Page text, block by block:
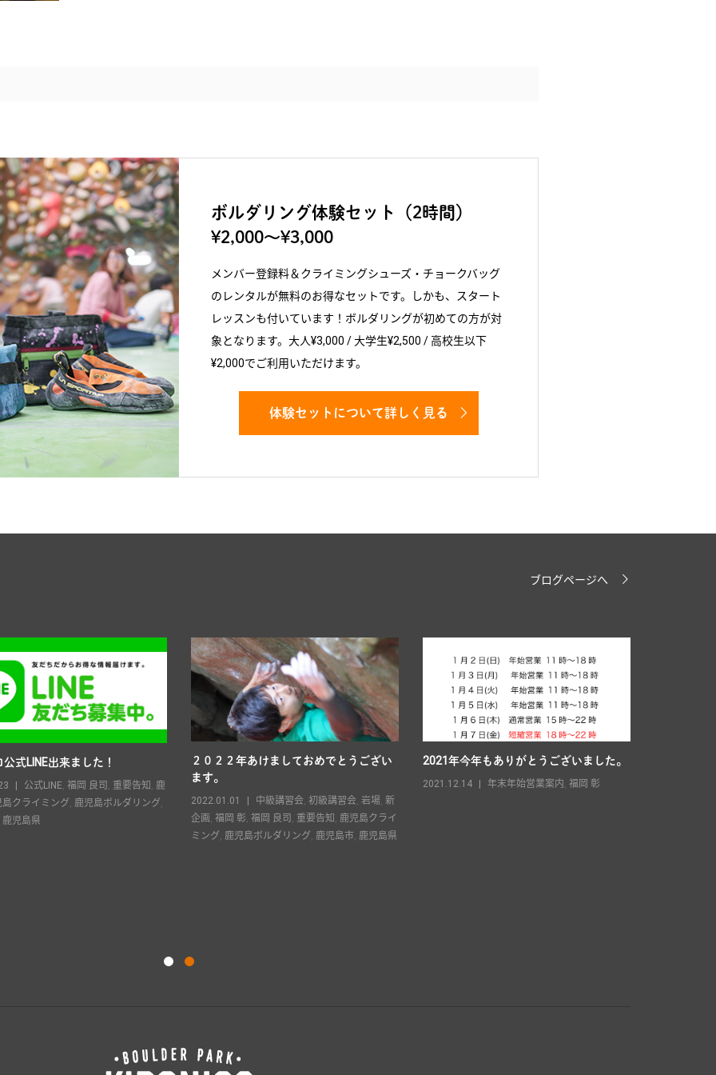
ボルダリング体験セット（2時間）
¥2,000〜¥3,000
メンバー登録料＆クライミングシューズ・チョークバッグ
のレンタルが無料のお得なセットです。しかも、スタート
レッスンも付いています！ボルダリングが初めての方が対
象となります。大人¥3,000 / 大学生¥2,500 / 高校生以下
¥2,000でご利用いただけます。
体験セットについて詳しく見る
ブログページへ
式LINE出来ました！
公式LINE 福岡 良司 重要告知
鹿
島クライミング 鹿児島ボルダリング
鹿児島県
２０２２年あけましておめでとうござい
ます。
2022.01.01 中級講習会 初級講習会 岩場, 新
企画 福岡 彰 福岡 良司 重要告知
鹿児島クライ
ミング 鹿児島ボルダリング 鹿児島市, 鹿児島県
2021年今年もありがとうございました。
2021.12.14 年末年始営業案内 福岡 彰